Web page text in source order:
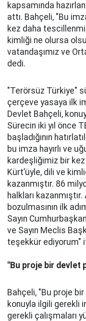
kapsamında
attı. Bahçeli, "Bu
kez daha
kimliği ne olursa
vatandaşımız ve
dedi.
"Terörsüz Türkiye"
çerçeve yasaya ilk
Devlet Bahçeli,
Sürecin iki yıl önce
başladığının
bu imza hayırlı ve
kardeşliğimiz bir
Kürt’üyle, dili ve
kazanmıştır. 86
halkları
bozulmasının ilk
Sayın
ve Sayın Meclis
teşekkür ediyorum"
"Bu proje bir devlet
Bahçeli, "Bu proje
konuyla ilgili gerekli
gerekli çalışmaları